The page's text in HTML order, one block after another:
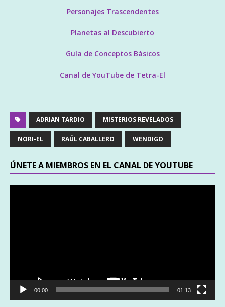
Personajes Trascendentes
Planetas al Descubierto
Guía de Conceptos Básicos
Canal de YouTube de Tetra-El
ADRIAN TARDIO MISTERIOS REVELADOS
NORI-EL RAÚL CABALLERO WENDIGO
ÚNETE A MIEMBROS EN EL CANAL DE YOUTUBE
00:00 01:13